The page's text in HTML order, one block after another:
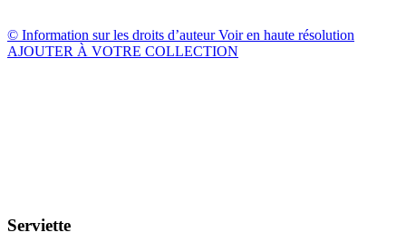
© Information sur les droits d’auteurVoir en haute résolution
AJOUTER À VOTRE COLLECTION
Serviette